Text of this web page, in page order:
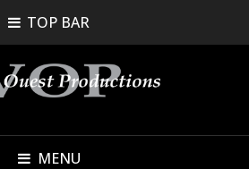
TOP BAR
MENU